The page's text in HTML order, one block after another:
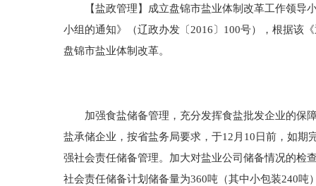
【盐政管理】成立盘锦市盐业体制改革工作领导小
小组的通知》（辽政办发〔2016〕100号），根据该
盘锦市盐业体制改革。
加强食盐储备管理，充分发挥食盐批发企业的保障
盐承储企业，按省盐务局要求，于12月10日前，如期
强社会责任储备管理。加大对盐业公司储备情况的检
社会责任储备计划储备量为360吨（其中小包装240